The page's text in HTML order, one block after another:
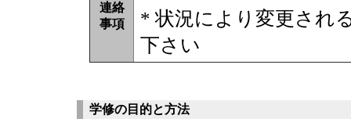
連絡
事項
* 状況により変更され
下さい
学修の目的と方法